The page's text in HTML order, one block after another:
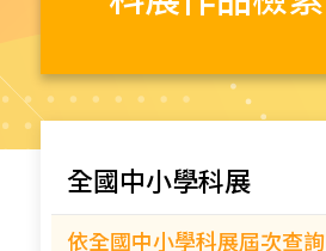
全國中小學科展
依全國中小學科展屆次查詢